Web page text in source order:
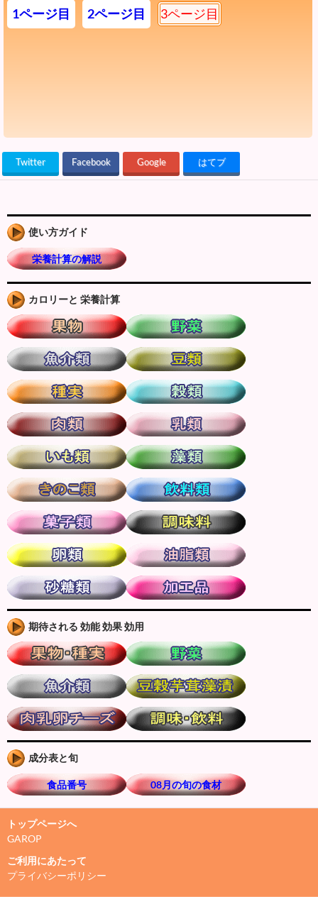
1ページ目 2ページ目 3ページ目
Twitter Facebook Google はてブ
使い方ガイド
栄養計算の解説
カロリーと 栄養計算
期待される 効能 効果 効用
成分表と旬
食品番号 08月の旬の食材
トップページへ
GAROP
ご利用にあたって
プライバシーポリシー